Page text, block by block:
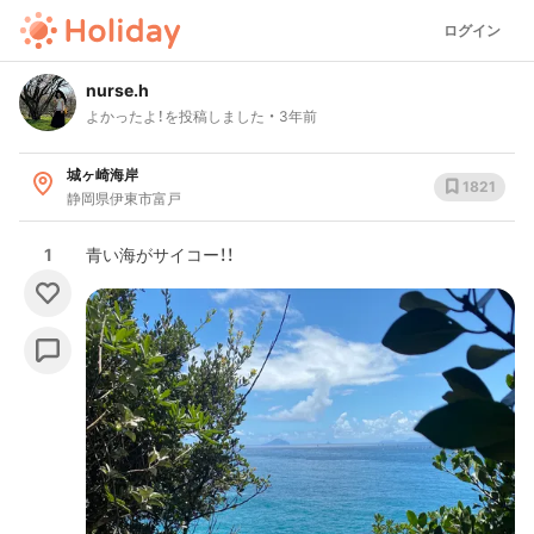
ログイン
nurse.h
よかったよ！を投稿しました 3年前
城ヶ崎海岸
静岡県伊東市富戸
1821
1 青い海がサイコー！！